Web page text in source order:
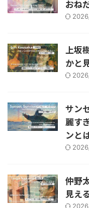
おね
上坂
かと
サン
麗す
ンと
仲野
見え